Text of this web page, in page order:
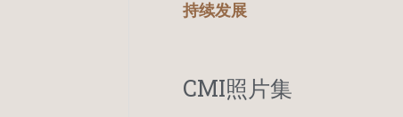
持续发展
CMI照片集